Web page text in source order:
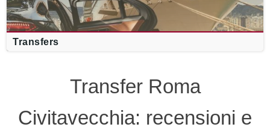
Transfers
Transfer Roma
Civitavecchia: recensioni e